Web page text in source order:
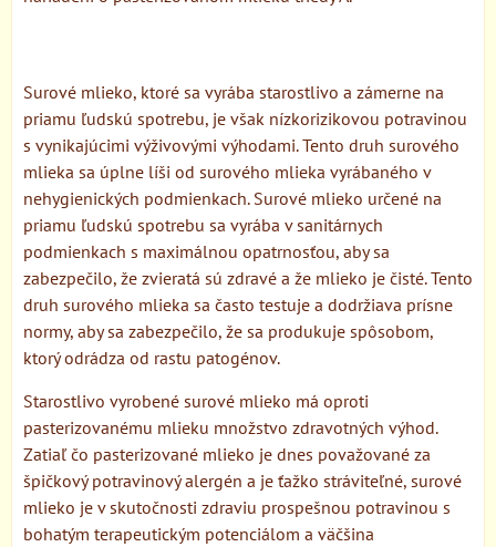
Surové mlieko, ktoré sa vyrába starostlivo a zámerne na
priamu ľudskú spotrebu, je však nízkorizikovou potravinou
s vynikajúcimi výživovými výhodami. Tento druh surového
mlieka sa úplne líši od surového mlieka vyrábaného v
nehygienických podmienkach. Surové mlieko určené na
priamu ľudskú spotrebu sa vyrába v sanitárnych
podmienkach s maximálnou opatrnosťou, aby sa
zabezpečilo, že zvieratá sú zdravé a že mlieko je čisté. Tento
druh surového mlieka sa často testuje a dodržiava prísne
normy, aby sa zabezpečilo, že sa produkuje spôsobom,
ktorý odrádza od rastu patogénov.
Starostlivo vyrobené surové mlieko má oproti
pasterizovanému mlieku množstvo zdravotných výhod.
Zatiaľ čo pasterizované mlieko je dnes považované za
špičkový potravinový alergén a je ťažko stráviteľné, surové
mlieko je v skutočnosti zdraviu prospešnou potravinou s
bohatým terapeutickým potenciálom a väčšina